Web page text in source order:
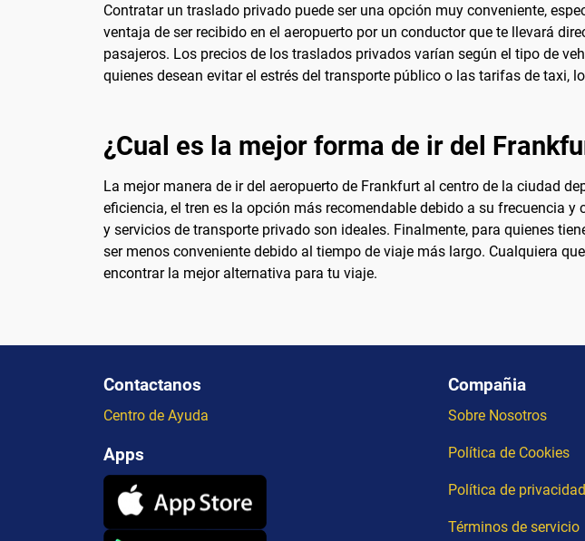
Contratar un traslado privado puede ser una opción muy conveniente,
ventaja de ser recibido en el aeropuerto por un conductor que te llevará
pasajeros. Los precios de los traslados privados varían según el tipo de
quienes desean evitar el estrés del transporte público o las tarifas de taxi,
¿Cual es la mejor forma de ir del
La mejor manera de ir del aeropuerto de Frankfurt al centro de la ciudad
eficiencia, el tren es la opción más recomendable debido a su frecuencia
y servicios de transporte privado son ideales. Finalmente, para quienes
ser menos conveniente debido al tiempo de viaje más largo. Cualquiera
encontrar la mejor alternativa para tu viaje.
Contactanos
Centro de Ayuda
Apps
Compañia
Sobre Nosotros
Política de Cookies
Política de privacidad
Términos de servicio